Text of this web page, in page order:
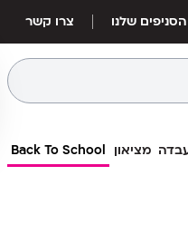
הסניפים שלנו צרו קשר
מציאון Back To School